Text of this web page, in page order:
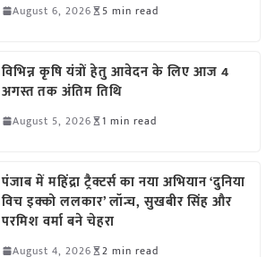
August 6, 2026 5 min read
विभिन्न कृषि यंत्रों हेतु आवेदन के लिए आज 4
अगस्त तक अंतिम तिथि
August 5, 2026 1 min read
पंजाब में महिंद्रा ट्रैक्टर्स का नया अभियान ‘दुनिया
विच इक्को ललकार’ लॉन्च, सुखबीर सिंह और
परमिश वर्मा बने चेहरा
August 4, 2026 2 min read